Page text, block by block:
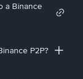
a Binance
P2P?